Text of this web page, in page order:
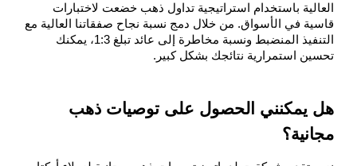
العالية باستخدام استراتيجية تداول ذهب خضعت لاختبارات
قاسية في الأسواق. من خلال دمج نسبة نجاح صفقاتنا العالية مع
التنفيذ المنضبط ونسبة مخاطرة إلى عائد تبلغ 1:3، يمكنك
تحسين استمرارية نتائجك بشكل كبير.
هل يمكنني الحصول على توصيات ذهب
مجانية؟